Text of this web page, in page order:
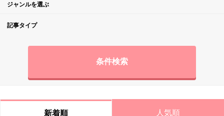
ジャンルを選ぶ
記事タイプ
条件検索
新着順 人気順